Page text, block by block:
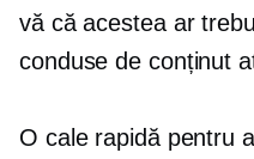
vă că acestea ar
conduse de conținut
O cale rapidă pentru